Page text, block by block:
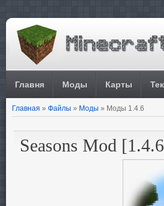
Главня Моды Карты
Главная » Файлы » Моды » Моды 1.4.6
Seasons Mod